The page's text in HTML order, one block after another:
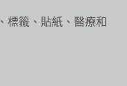
標籤、貼紙、醫療和